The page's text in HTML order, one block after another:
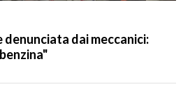
dai meccanici: